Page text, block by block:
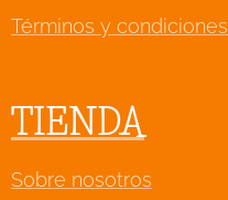
Términos y condiciones
TIENDA
Sobre nosotros